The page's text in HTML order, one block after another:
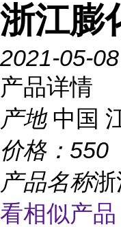
浙江膨
2021-05-08
产品详情
产地 中国
价格： 550
产品名称
看相似产